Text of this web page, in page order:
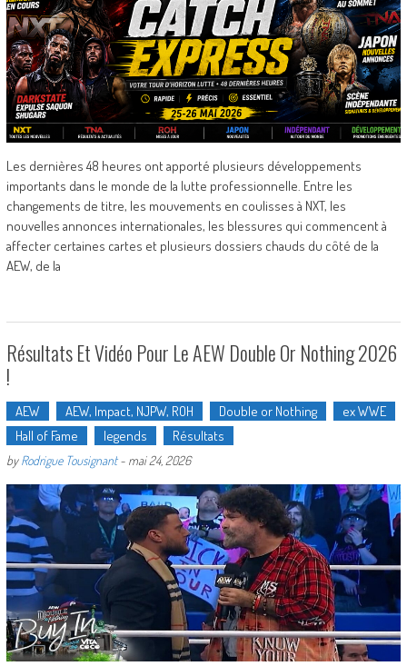
Les dernières 48 heures ont apporté plusieurs développements
importants dans le monde de la lutte professionnelle. Entre les
changements de titre, les mouvements en coulisses à NXT, les
nouvelles annonces internationales, les blessures qui commencent à
affecter certaines cartes et plusieurs dossiers chauds du côté de la
AEW, de la
Résultats Et Vidéo Pour Le AEW Double Or Nothing 2026
!
AEW AEW, Impact, NJPW, ROH Double or Nothing
ex WWE
Hall of Fame
legends Résultats
byRodrigue Tousignant- mai 24, 2026